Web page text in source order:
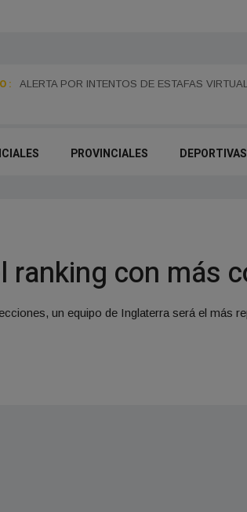
: MONES CAZÓN CELEBRA ESTE DOMINGO
PROVINCIALES DEPORTIVAS
ranking con más
un equipo de Inglaterra será el más